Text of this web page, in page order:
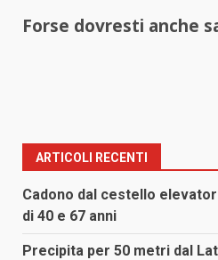
Forse dovresti anche
ARTICOLI RECENTI
Cadono dal cestello
di 40 e 67 anni
Precipita per 50 metri dal